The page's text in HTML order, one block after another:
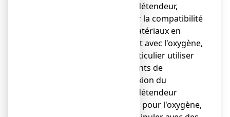
manodétendeur,
vérifier la compatibilité
des matériaux en
contact avec l'oxygène,
en particulier utiliser
des joints de
connexion du
manodétendeur
prévus pour l'oxygène,